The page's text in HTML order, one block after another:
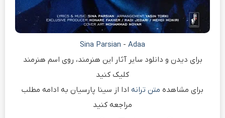
Sina Parsian - Adaa
برای دیدن و دانلود سایر آثار این هنرمند، روی اسم هنرمند
کلیک کنید
برای مشاهده متن ترانه ادا از سینا پارسیان به ادامه مطلب
مراجعه کنید